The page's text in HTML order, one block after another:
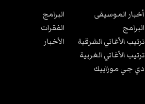
أخبار الموسيقى
البرامج
ترتيب الأغاني الشرقية
ترتيب الأغاني الغربية
دي جي موزاييك
البرامج
الفقرات
الأخبار